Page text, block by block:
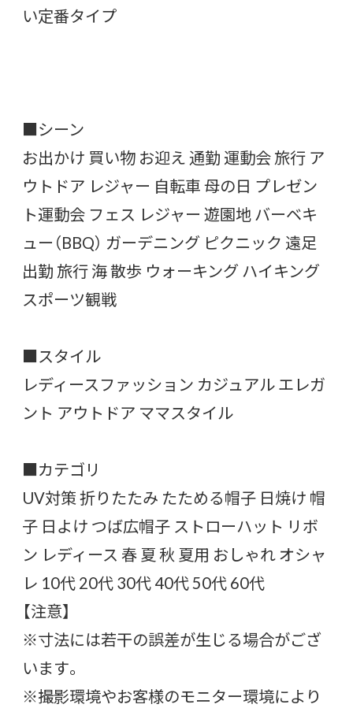
い定番タイプ
■シーン
お出かけ 買い物 お迎え 通勤 運動会 旅行 ア
ウトドア レジャー 自転車 母の日 プレゼン
ト運動会 フェス レジャー 遊園地 バーベキ
ュー（BBQ） ガーデニング ピクニック 遠足
出勤 旅行 海 散歩 ウォーキング ハイキング
スポーツ観戦
■スタイル
レディースファッション カジュアル エレガ
ント アウトドア ママスタイル
■カテゴリ
UV対策 折りたたみ たためる帽子 日焼け 帽
子 日よけ つば広帽子 ストローハット リボ
ン レディース 春 夏 秋 夏用 おしゃれ オシャ
レ 10代 20代 30代 40代 50代 60代
【注意】
※寸法には若干の誤差が生じる場合がござ
います。
※撮影環境やお客様のモニター環境により